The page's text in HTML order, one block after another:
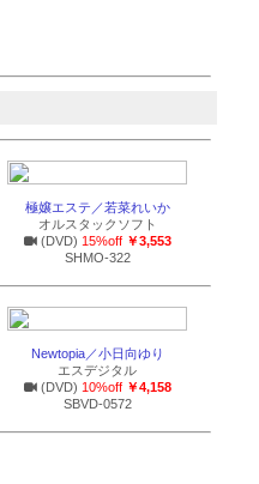
極嬢エステ／若菜れいか
オルスタックソフト
(DVD) 15%off ￥3,553
SHMO-322
Newtopia／小日向ゆり
エスデジタル
(DVD) 10%off ￥4,158
SBVD-0572